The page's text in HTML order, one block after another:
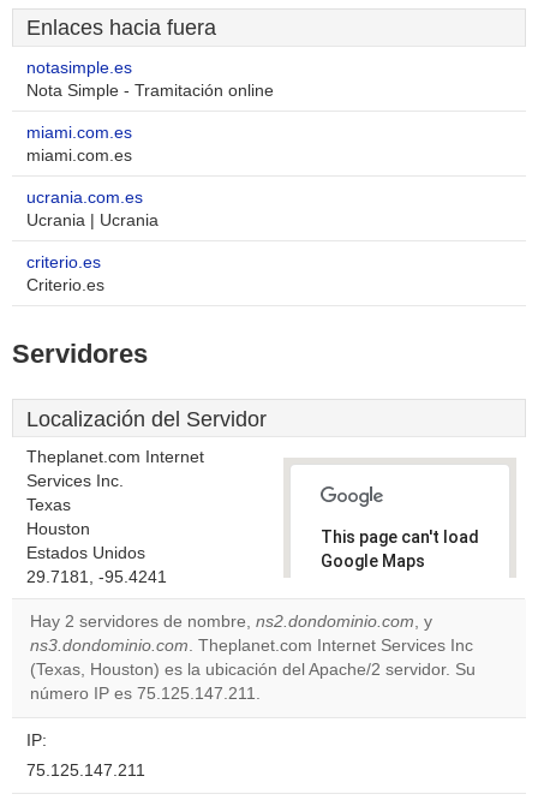
Enlaces hacia fuera
notasimple.es
Nota Simple - Tramitación online
miami.com.es
miami.com.es
ucrania.com.es
Ucrania | Ucrania
criterio.es
Criterio.es
Servidores
Localización del Servidor
Theplanet.com Internet
Services Inc.
Texas
Houston
Estados Unidos
29.7181, -95.4241
This page can't load
Google Maps
Do you
website?
OK
Hay 2 servidores de nombre, ns2.dondominio.com, y
ns3.dondominio.com. Theplanet.com Internet Services Inc
(Texas, Houston) es la ubicación del Apache/2 servidor. Su
número IP es 75.125.147.211.
IP:
75.125.147.211